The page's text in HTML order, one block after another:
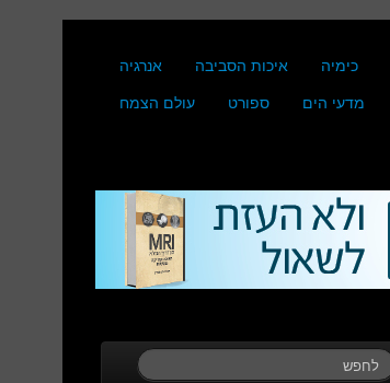
כימיה איכות הסביבה
אנרגיה
מדעי הים ספורט
עולם הצמח